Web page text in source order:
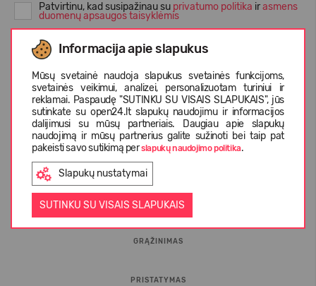
Informacija apie slapukus
Mūsų svetainė naudoja slapukus svetainės funkcijoms,
svetainės veikimui, analizei, personalizuotam turiniui ir
reklamai. Paspaudę "SUTINKU SU VISAIS SLAPUKAIS", jūs
sutinkate su open24.lt slapukų naudojimu ir informacijos
dalijimusi su mūsų partneriais. Daugiau apie slapukų
naudojimą ir mūsų partnerius galite sužinoti bei taip pat
pakeisti savo sutikimą perslapukų naudojimo politika.
Slapukų nustatymai
SUTINKU SU VISAIS SLAPUKAIS
Patvirtinu, kad susipažinau su privatumo politika irasmens
duomenų apsaugos taisyklėmis
INFORMACIJA PIRKĖJUI
D.U.K.
GRĄŽINIMAS
PRISTATYMAS